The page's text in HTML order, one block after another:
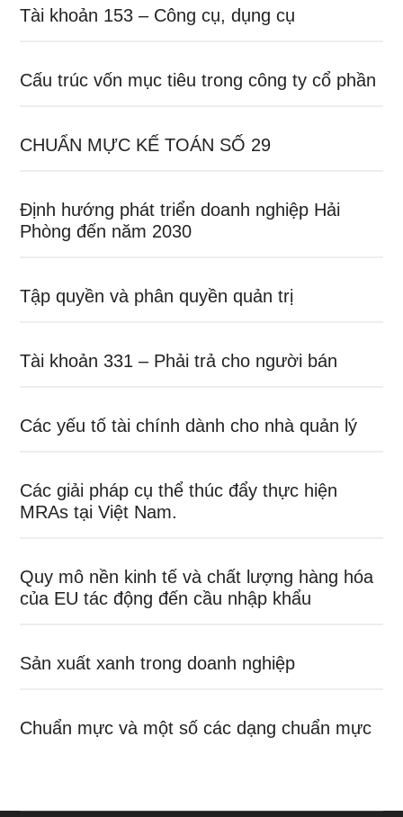
Tài khoản 153 – Công cụ, dụng cụ
Cấu trúc vốn mục tiêu trong công ty cổ phần
CHUẨN MỰC KẾ TOÁN SỐ 29
Định hướng phát triển doanh nghiệp Hải
Phòng đến năm 2030
Tập quyền và phân quyền quản trị
Tài khoản 331 – Phải trả cho người bán
Các yếu tố tài chính dành cho nhà quản lý
Các giải pháp cụ thể thúc đẩy thực hiện
MRAs tại Việt Nam.
Quy mô nền kinh tế và chất lượng hàng hóa
của EU tác động đến cầu nhập khẩu
Sản xuất xanh trong doanh nghiệp
Chuẩn mực và một số các dạng chuẩn mực